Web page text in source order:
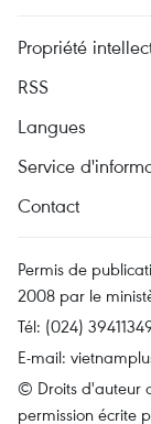
Propriété
RSS
Langues
Service
Contact
Permis de
2008 par le
Tél: (024)
E-mail:
© Droits d'auteur
permission écrite